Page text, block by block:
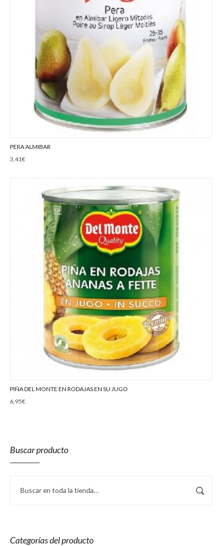
Buscar producto
Categorías del producto
PERA ALMIBAR
3,41€
PIÑA DEL MONTE EN RODAJAS EN SU JUGO
6,95€